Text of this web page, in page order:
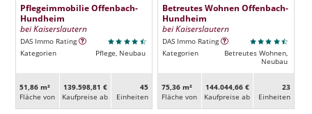
Pflegeimmobilie Offenbach-
Hundheim
bei Kaiserslautern
DAS Immo Rating
Kategorien
Pflege, Neubau
51,86 m²
Fläche von
139.598,81 €
Kaufpreise ab
45
Ein­heiten
Betreutes Wohnen Offenbach-
Hundheim
bei Kaiserslautern
DAS Immo Rating
Kategorien
Betreutes Wohnen,
Neubau
75,36 m²
Fläche von
144.044,66 €
Kaufpreise ab
23
Ein­heiten